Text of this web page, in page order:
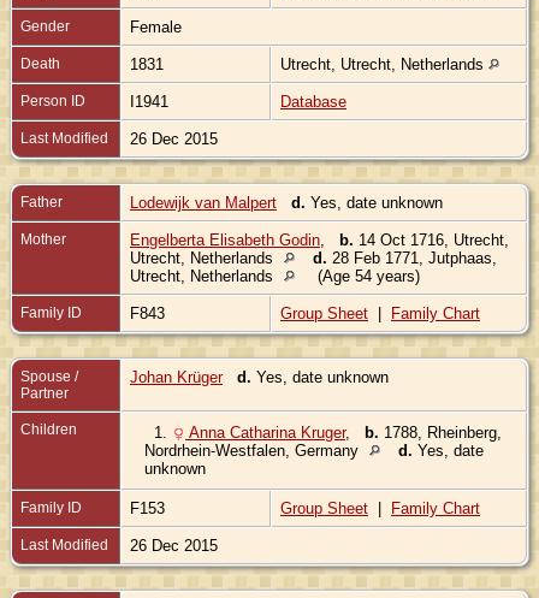
Gender Female
Death 1831 Utrecht, Utrecht, Netherlands
Person ID I1941 Database
Last Modified 26 Dec 2015
Father Lodewijk van Malpert d. Yes, date unknown
Mother Engelberta Elisabeth Godin b. 14 Oct 1716, Utrecht,
Utrecht, Netherlands
d. 28 Feb 1771, Jutphaas,
Utrecht, Netherlands
(Age 54 years)
Family ID F843 Group Sheet | Family Chart
Spouse /
Partner
Johan Krüger d. Yes, date unknown
Children 1. Anna Catharina Kruger, b. 1788, Rheinberg,
Nordrhein-Westfalen, Germany
d. Yes, date
unknown
Family ID F153 Group Sheet | Family Chart
Last Modified 26 Dec 2015